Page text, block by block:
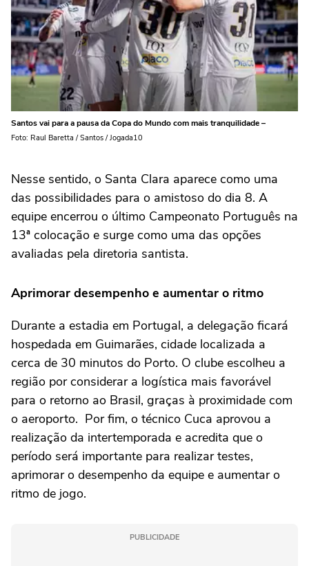
Santos vai para a pausa da Copa do Mundo com mais tranquilidade –
Foto: Raul Baretta / Santos / Jogada10
Nesse sentido, o Santa Clara aparece como uma
das possibilidades para o amistoso do dia 8. A
equipe encerrou o último Campeonato Português na
13ª colocação e surge como uma das opções
avaliadas pela diretoria santista.
Aprimorar desempenho e aumentar o ritmo
Durante a estadia em Portugal, a delegação ficará
hospedada em Guimarães, cidade localizada a
cerca de 30 minutos do Porto. O clube escolheu a
região por considerar a logística mais favorável
para o retorno ao Brasil, graças à proximidade com
o aeroporto. Por fim, o técnico Cuca aprovou a
realização da intertemporada e acredita que o
período será importante para realizar testes,
aprimorar o desempenho da equipe e aumentar o
ritmo de jogo.
PUBLICIDADE